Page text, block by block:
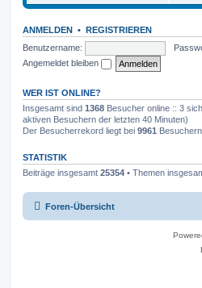
ANMELDEN • REGISTRIEREN
Benutzername:
Angemeldet bleiben
WER IST ONLINE?
Insgesamt sind 1368 Besucher online :: 3
aktiven Besuchern der letzten 40 Minuten)
Der Besucherrekord liegt bei 9961
STATISTIK
Beiträge insgesamt 25354 • Themen
Foren-Übersicht